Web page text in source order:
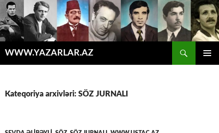
WWW.YAZARLAR.AZ
Kateqoriya arxivləri: SÖZ JURNALI